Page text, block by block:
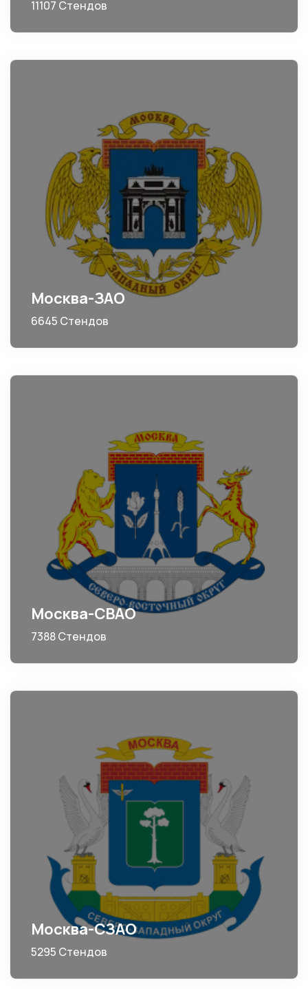
11107 Стендов
Москва-ЗАО
6645 Стендов
Москва-СВАО
7388 Стендов
Москва-СЗАО
5295 Стендов